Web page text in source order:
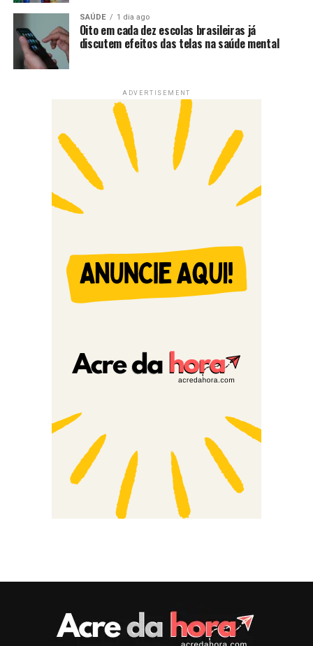
SAÚDE 1 dia ago
Oito em cada dez escolas brasileiras já
discutem efeitos das telas na saúde mental
ADVERTISEMENT